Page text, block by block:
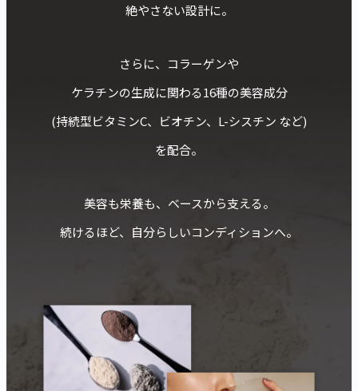
絶やさない設計に。
さらに、コラーゲンや
ケラチンの生成に関わる16種の美容成分
(持続型ビタミンC、ビオチン、L-シスチン など)
を配合。
美容も栄養も、ベースから支える。
続けるほど、自分らしいコンディションへ。